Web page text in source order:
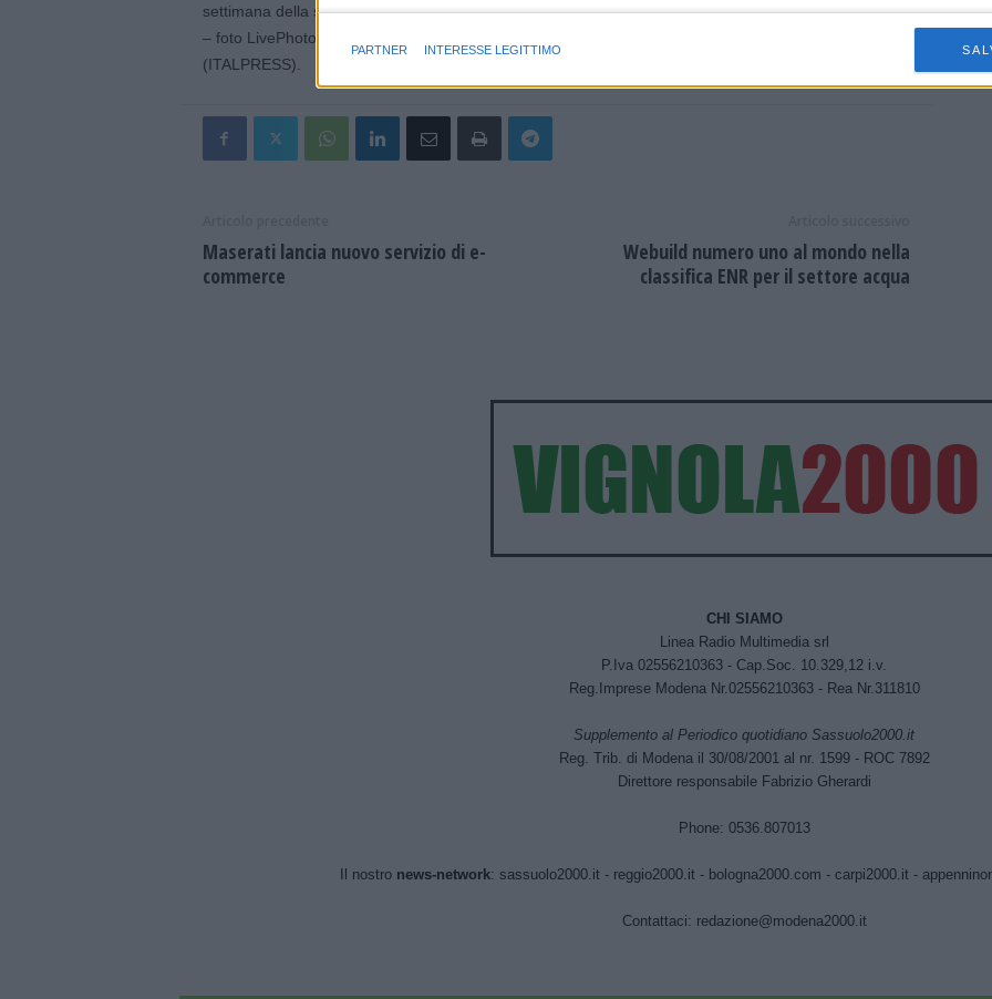
Finalità e caratteristiche speciali
PARTNER INTERESSE LEGITTIMO
settimana della sosta della Serie A Inzaghi può festeggiare il rinnovo del contratto fino al 2025.
– foto LivePhotoSport –
(ITALPRESS).
Maserati lancia nuovo servizio di e-
commerce
Webuild numero uno al mondo nella
classifica ENR per il settore acqua
CHI SIAMO
Linea Radio Multimedia srl
P.Iva 02556210363 - Cap.Soc. 10.329,12 i.v.
Reg.Imprese Modena Nr.02556210363 - Rea Nr.311810
Supplemento al Periodico quotidiano Sassuolo2000.it
Reg. Trib. di Modena il 30/08/2001 al nr. 1599 - ROC 7892
Direttore responsabile Fabrizio Gherardi
Phone: 0536.807013
Il nostro news-network: sassuolo2000.it - reggio2000.it - bologna2000.com - carpi2000.it -
Contattaci: redazione@modena2000.it